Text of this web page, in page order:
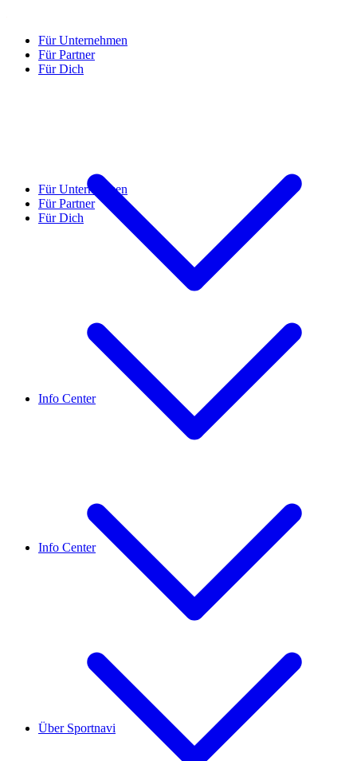
Für Unternehmen
Für Partner
Für Dich
Info Center
Über Sportnavi
Für Unternehmen
Für Partner
Für Dich
Info Center